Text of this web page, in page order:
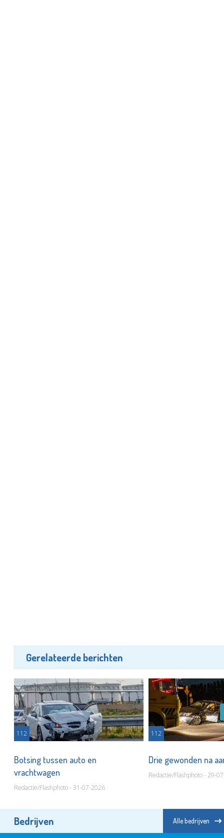
Gerelateerde berichten
112
Botsing tussen auto en
vrachtwagen
Redactie/Flashphoto - 31-07-2026
112
Drie gewonden na
Redactie/Flashphoto - 29-
Bedrijven Alle bedrijven